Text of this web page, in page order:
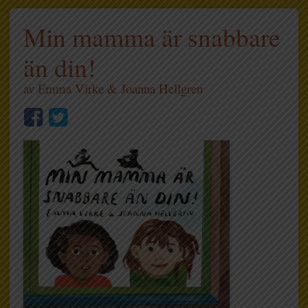
Min mamma är snabbare
än din!
avEmma Virke &Joanna Hellgren